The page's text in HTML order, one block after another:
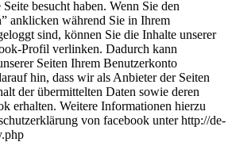
besucht haben. Wenn Sie den
anklicken während Sie in Ihrem
sind, können Sie die Inhalte unserer
Profil verlinken. Dadurch kann
Seiten Ihrem Benutzerkonto
hin, dass wir als Anbieter der Seiten
der übermittelten Daten sowie deren
erhalten. Weitere Informationen hierzu
von facebook unter http://de-